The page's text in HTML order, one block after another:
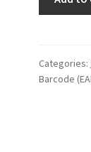
Vinyl
LP
Categories:
Barcode